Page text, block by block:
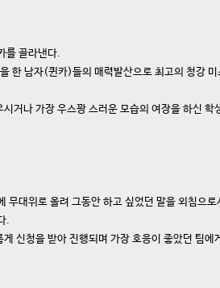
를 골라낸다.
한 남자(퀸카)들의 매력발산으로 최고의 청강
거나 가장 우스꽝 스러운 모습의 여장을 하신 학
무대위로 올려 그동안 하고 싶었던 말을 외침으
.
신청을 받아 진행되며 가장 호응이 좋았던 팀에